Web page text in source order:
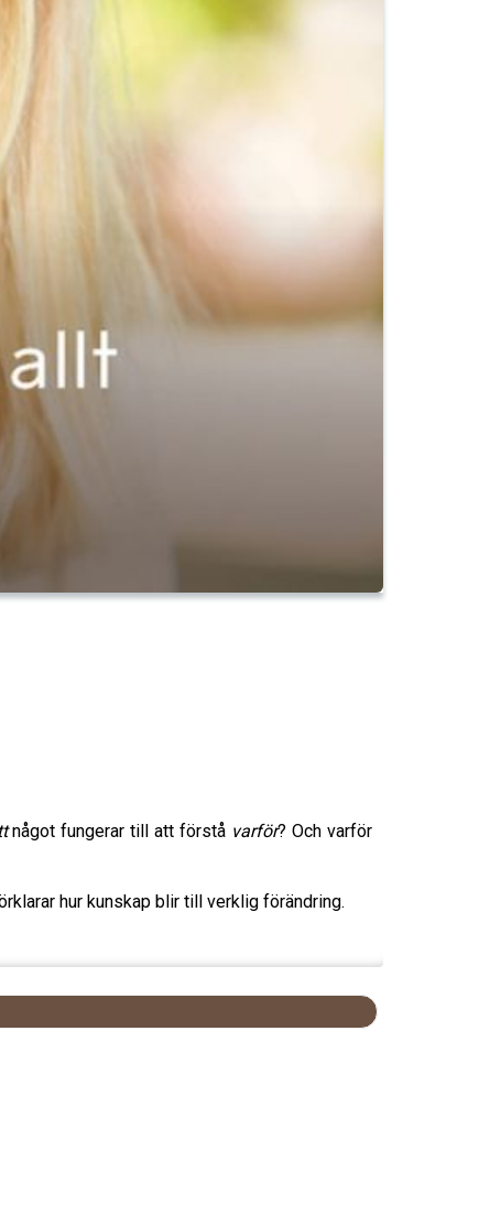
något fungerar till att förstå varför? Och varför
hur kunskap blir till verklig förändring.